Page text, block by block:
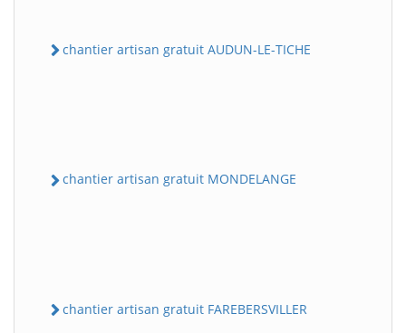
chantier artisan gratuit AUDUN-LE-TICHE
chantier artisan gratuit MONDELANGE
chantier artisan gratuit FAREBERSVILLER